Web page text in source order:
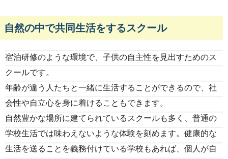
自然の中で共同生活をするスクール
宿泊研修のような環境で、子供の自主性を見出すためのス
クールです。
年齢が違う人たちと一緒に生活することができるので、社
会性や自立心を身に着けることもできます。
自然豊かな場所に建てられているスクールも多く、普通の
学校生活では味わえないような体験を刻めます。健康的な
生活を送ることを義務付けている学校もあれば、個人が自